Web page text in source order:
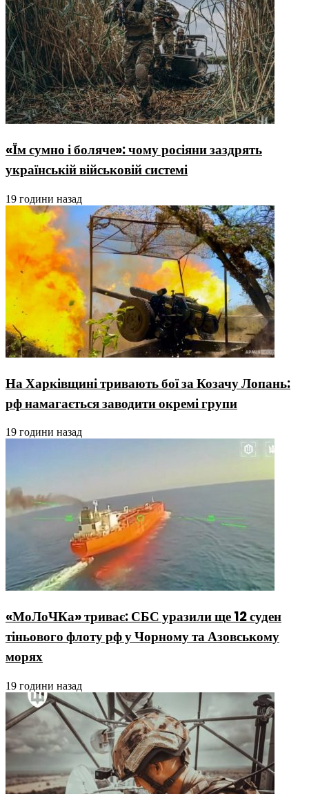
«Їм сумно і боляче»: чому росіяни заздрять
українській військовій системі
19 години назад
На Харківщині тривають бої за Козачу Лопань:
рф намагається заводити окремі групи
19 години назад
«МоЛоЧКа» триває: СБС уразили ще 12 суден
тіньового флоту рф у Чорному та Азовському
морях
19 години назад